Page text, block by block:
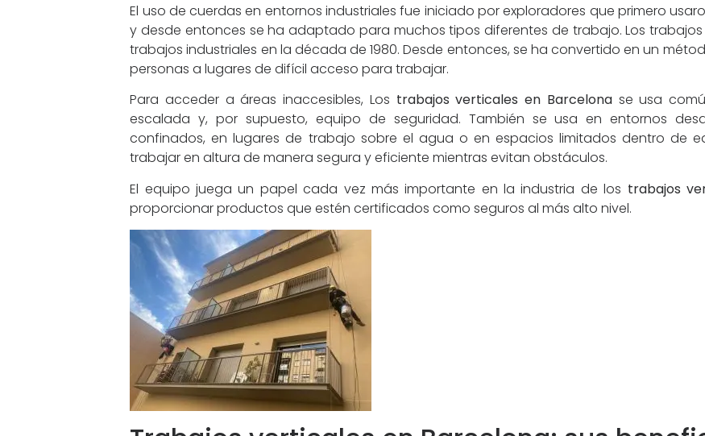
El uso de cuerdas en entornos industriales fue iniciado por exploradores que primero
y desde entonces se ha adaptado para muchos tipos diferentes de trabajo. Los
trabajos industriales en la década de 1980. Desde entonces, se ha convertido en un
personas a lugares de difícil acceso para trabajar.
Para acceder a áreas inaccesibles, Los trabajos verticales en Barcelonase usa
escalada y, por supuesto, equipo de seguridad. También se usa en entornos
confinados, en lugares de trabajo sobre el agua o en espacios limitados dentro de
trabajar en altura de manera segura y eficiente mientras evitan obstáculos.
El equipo juega un papel cada vez más importante en la industria de los trabajos
proporcionar productos que estén certificados como seguros al más alto nivel.